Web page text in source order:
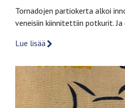
Tornadojen partiokerta alkoi
veneisiin kiinnitettiin potkurit.
Lue lisää